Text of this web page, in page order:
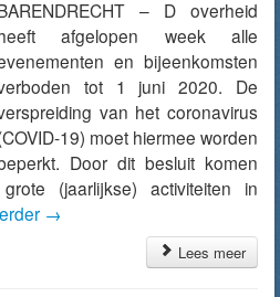
– D overheid
afgelopen week alle
en bijeenkomsten
tot 1 juni 2020. De
van het coronavirus
19) moet hiermee worden
Door dit besluit komen
(jaarlijkse) activiteiten in
→
Lees meer